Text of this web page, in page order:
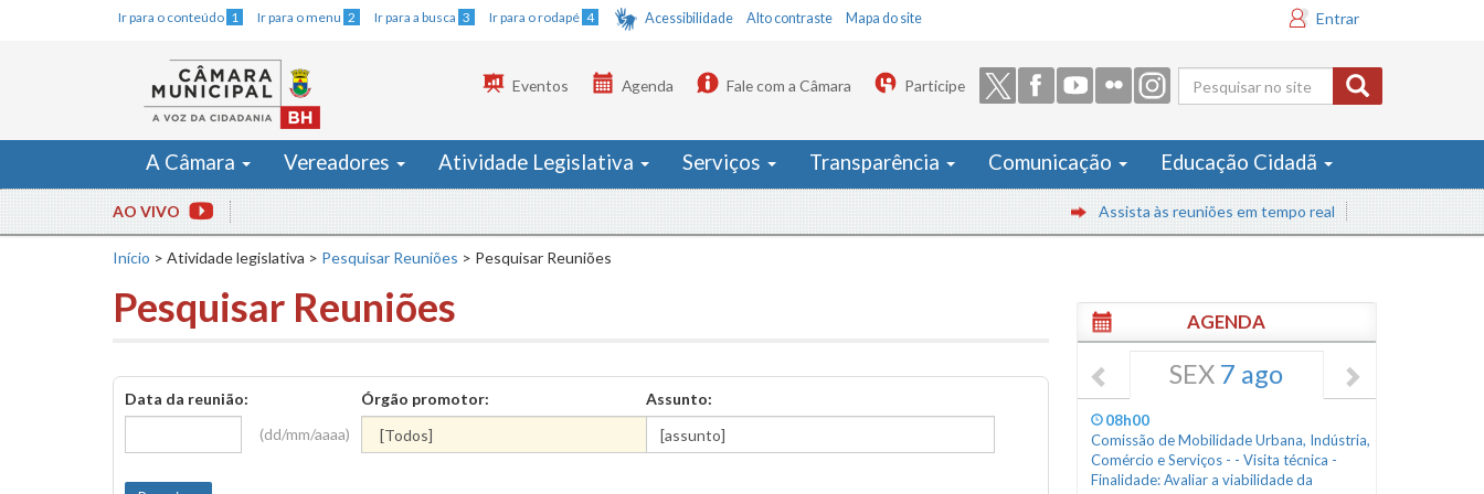
Ir para o conteúdo 1 Ir para o menu 2 Ir para a busca 3 Ir para o rodapé 4 Acessibilidade Alto contraste Mapa do site Entrar
Formulário
de busca
Eventos Agenda Fale com a Câmara Participe
A Câmara Vereadores Atividade Legislativa Serviços Transparência Comunicação Educação Cidadã
AO VIVO Assista às reuniões em tempo real
Início > Atividade legislativa > Pesquisar Reuniões > Pesquisar Reuniões
Pesquisar Reuniões
Data da reunião:
(dd/mm/aaaa)
Órgão promotor: Assunto:
AGENDA
SEX 7 ago
08h00
Comissão de Mobilidade Urbana, Indústria,
Comércio e Serviços - - Visita técnica -
Finalidade: Avaliar a viabilidade da